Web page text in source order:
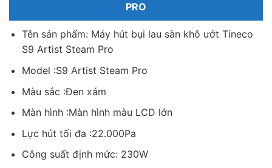
PRO
Tên sản phẩm: Máy hút bụi lau sàn khô ướt Tineco
S9 Artist Steam Pro
Model :S9 Artist Steam Pro
Màu sắc :Đen xám
Màn hình :Màn hình màu LCD lớn
Lực hút tối đa :22.000Pa
Công suất định mức: 230W